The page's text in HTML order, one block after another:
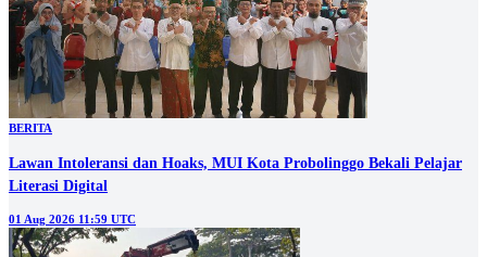
BERITA
‎Lawan Intoleransi dan Hoaks, MUI Kota Probolinggo Bekali Pelajar
Literasi Digital
01 Aug 2026 11:59 UTC